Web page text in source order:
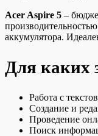
Acer Aspire 5 –
аккумулятора.
Для каких
Работа с
Создание и
Проведение
Поиск